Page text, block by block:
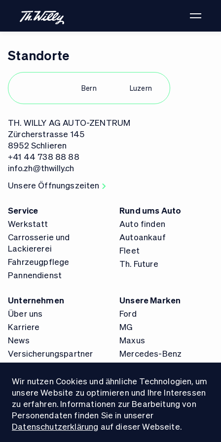
Wir nutzen Cookies und ähnliche Technologien, um
unsere Website zu optimieren und Ihre Interessen
zu erfahren. Informationen zur Bearbeitung von
Personendaten finden Sie in unserer
Datenschutzerklärung auf dieser Webseite.
Standorte
Bern Luzern
TH. WILLY AG AUTO-ZENTRUM
Zürcherstrasse 145
8952 Schlieren
+41 44 738 88 88
info.zh@thwilly.ch
Unsere Öffnungszeiten
Service
Werkstatt
Carrosserie und
Lackiererei
Fahrzeugpflege
Pannendienst
Rund ums Auto
Auto finden
Autoankauf
Fleet
Th. Future
Unternehmen
Über uns
Karriere
News
Versicherungspartner
Unsere Marken
Ford
MG
Maxus
Mercedes-Benz